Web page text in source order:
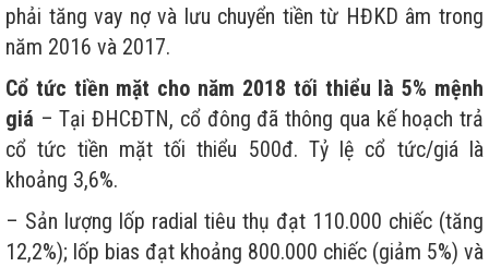
phải tăng vay nợ và lưu chuyển tiền từ HĐKD âm trong
năm 2016 và 2017.
Cổ tức tiền mặt cho năm 2018 tối thiểu là 5% mệnh
giá – Tại ĐHCĐTN, cổ đông đã thông qua kế hoạch trả
cổ tức tiền mặt tối thiểu 500đ. Tỷ lệ cổ tức/giá là
khoảng 3,6%.
– Sản lượng lốp radial tiêu thụ đạt 110.000 chiếc (tăng
12,2%); lốp bias đạt khoảng 800.000 chiếc (giảm 5%) và